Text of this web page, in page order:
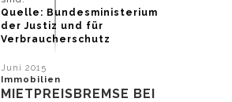
Quelle: Bundesministerium
der Justiz und für
Verbraucherschutz
Juni 2015
Immobilien
MIETPREISBREMSE BEI